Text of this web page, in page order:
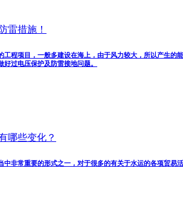
雷措施！
工程项目，一般多建设在海上，由于风力较大，所以产生
过电压保护及防雷接地问题。
哪些变化？
中非常重要的形式之一，对于很多的有关于水运的各项贸易